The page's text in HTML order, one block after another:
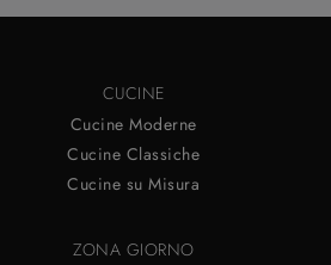
CUCINE
Cucine Moderne
Cucine Classiche
Cucine su Misura
ZONA GIORNO